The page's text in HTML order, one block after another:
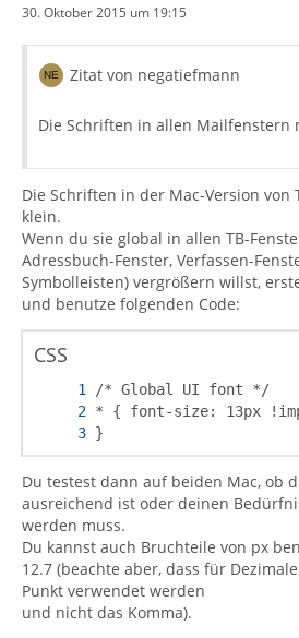
30. Oktober 2015 um 19:15
Zitat von negatiefmann
Die Schriften in allen Mailfenstern
Die Schriften in der Mac-Version von
klein.
Wenn du sie global in allen TB-
Adressbuch-Fenster, Verfassen-
Symbolleisten) vergrößern willst,
und benutze folgenden Code:
CSS
}
Du testest dann auf beiden Mac, ob
ausreichend ist oder deinen
werden muss.
Du kannst auch Bruchteile von px
12.7 (beachte aber, dass für
Punkt verwendet werden
und nicht das Komma).